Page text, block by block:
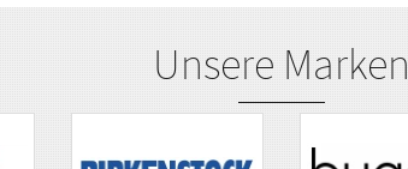
Unsere Marken